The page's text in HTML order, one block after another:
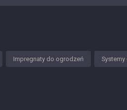
Impregnaty do ogrodzeń